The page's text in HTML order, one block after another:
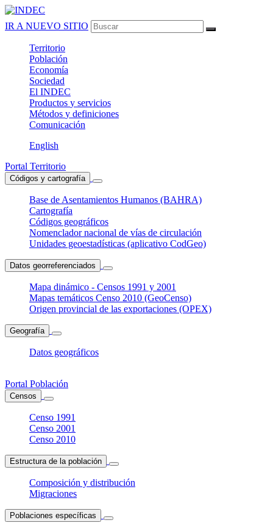
IR A NUEVO SITIO
Territorio
Población
Economía
Sociedad
El INDEC
Productos y servicios
Métodos y definiciones
Comunicación
English
Portal Territorio
Códigos y cartografía
Base de Asentamientos Humanos (BAHRA)
Cartografía
Códigos geográficos
Nomenclador nacional de vías de circulación
Unidades geoestadísticas (aplicativo CodGeo)
Datos georreferenciados
Mapa dinámico - Censos 1991 y 2001
Mapas temáticos Censo 2010 (GeoCenso)
Origen provincial de las exportaciones (OPEX)
Geografía
Datos geográficos
Portal Población
Censos
Censo 1991
Censo 2001
Censo 2010
Estructura de la población
Composición y distribución
Migraciones
Poblaciones específicas